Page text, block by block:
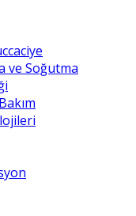
ve Soğutma